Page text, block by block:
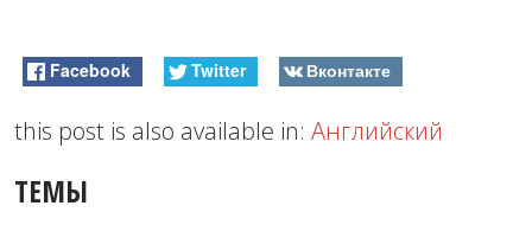
Facebook Twitter Вконтакте
this post is also available in: Английский
ТЕМЫ